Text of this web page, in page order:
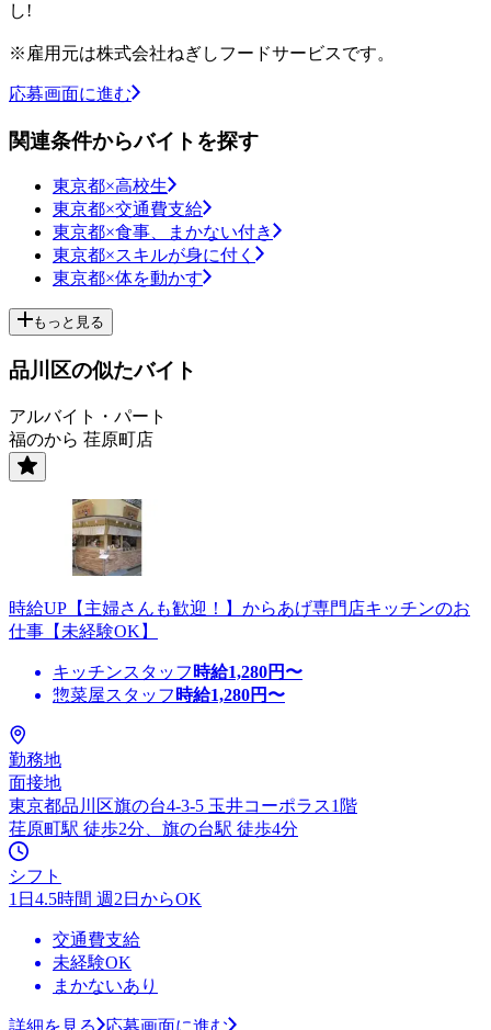
し!
※雇用元は株式会社ねぎしフードサービスです。
応募画面に進む
関連条件からバイトを探す
東京都×高校生
東京都×交通費支給
東京都×食事、まかない付き
東京都×スキルが身に付く
東京都×体を動かす
もっと見る
品川区の似たバイト
アルバイト・パート
福のから 荏原町店
時給UP【主婦さんも歓迎！】からあげ専門店キッチンのお
仕事【未経験OK】
キッチンスタッフ 時給1,280円〜
惣菜屋スタッフ 時給1,280円〜
勤務地
面接地
東京都品川区旗の台4-3-5 玉井コーポラス1階
荏原町駅 徒歩2分、旗の台駅 徒歩4分
シフト
1日4.5時間 週2日からOK
交通費支給
未経験OK
まかないあり
詳細を見る 応募画面に進む